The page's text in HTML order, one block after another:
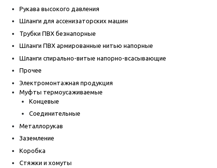
Рукава высокого давления
Шланги для ассенизаторских машин
Трубки ПВХ безнапорные
Шланги ПВХ армированные нитью напорные
Шланги спирально-витые напорно-всасывающие
Прочее
Электромонтажная продукция
Муфты термоусаживаемые
Концевые
Соединительные
Металлорукав
Заземление
Коробка
Стяжки и хомуты